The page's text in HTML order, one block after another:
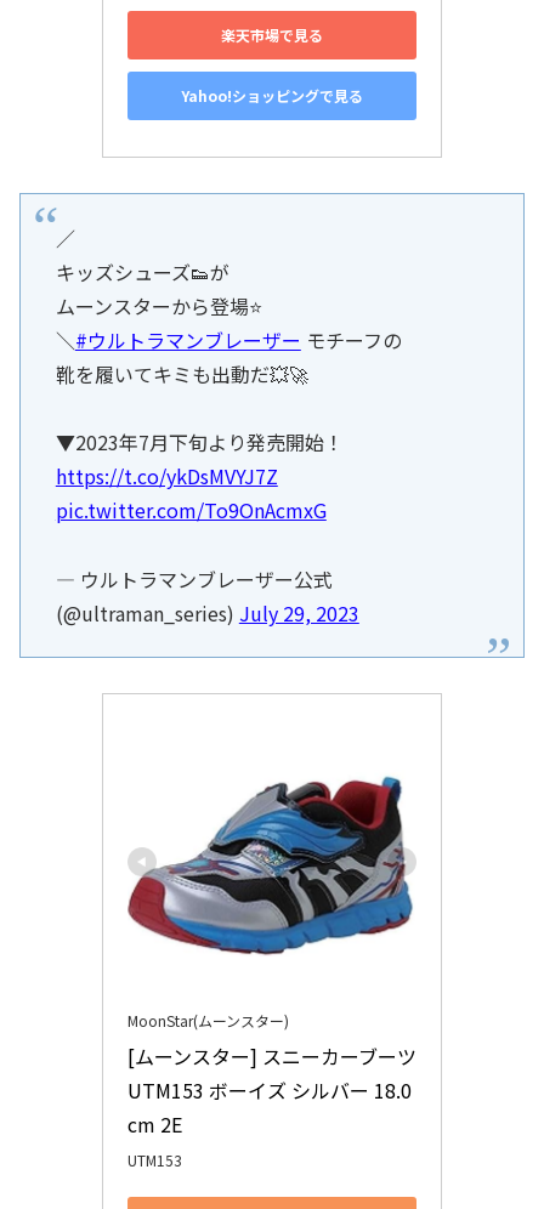
楽天市場で見る
Yahoo!ショッピングで見る
／
キッズシューズ👟が
ムーンスターから登場⭐️
＼#ウルトラマンブレーザー モチーフの
靴を履いてキミも出動だ💥🚀
▼2023年7月下旬より発売開始！
https://t.co/ykDsMVYJ7Z
pic.twitter.com/To9OnAcmxG
— ウルトラマンブレーザー公式
(@ultraman_series) July 29, 2023
MoonStar(ムーンスター)
[ムーンスター] スニーカーブーツ
UTM153 ボーイズ シルバー 18.0
cm 2E
UTM153